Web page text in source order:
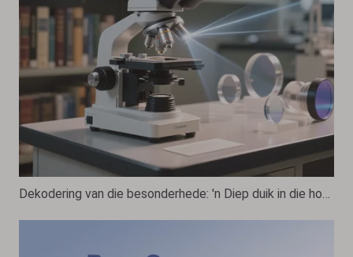
Dekodering van die besonderhede: 'n Diep duik in die hoëkragmikroskoopdoelwit